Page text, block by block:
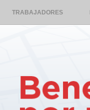
TRABAJADORES